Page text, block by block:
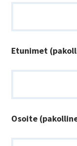
Etunimet
Osoite